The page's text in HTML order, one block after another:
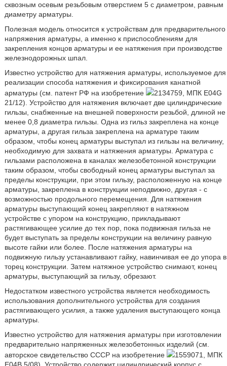
сквозным осевым резьбовым отверстием 5 с диаметром, равным
диаметру арматуры.
Полезная модель относится к устройствам для предварительного
напряжения арматуры, а именно к приспособлениям для
закрепления концов арматуры и ее натяжения при производстве
железнодорожных шпал.
Известно устройство для натяжения арматуры, используемое для
реализации способа натяжения и фиксирования канатной
арматуры (см. патент РФ на изобретение
2134759, МПК E04G
21/12). Устройство для натяжения включает две цилиндрические
гильзы, снабженные на внешней поверхности резьбой, длиной не
менее 0,8 диаметра гильзы. Одна из гильз закреплена на конце
арматуры, а другая гильза закреплена на арматуре таким
образом, чтобы конец арматуры выступал из гильзы на величину,
необходимую для захвата и натяжения арматуры. Арматура с
гильзами расположена в каналах железобетонной конструкции
таким образом, чтобы свободный конец арматуры выступал за
пределы конструкции, при этом гильзу, расположенную на конце
арматуры, закреплена в конструкции неподвижно, другая - с
возможностью продольного перемещения. Для натяжения
арматуры выступающий конец закрепляют в натяжном
устройстве с упором на конструкцию, прикладывают
растягивающее усилие до тех пор, пока подвижная гильза не
будет выступать за пределы конструкции на величину равную
высоте гайки или более. После натяжения арматуры на
подвижную гильзу устанавливают гайку, навинчивая ее до упора в
торец конструкции. Затем натяжное устройство снимают, конец
арматуры, выступающий за гильзу, обрезают.
Недостатком известного устройства является необходимость
использования дополнительного устройства для создания
растягивающего усилия, а также удаления выступающего конца
арматуры.
Известно устройство для натяжения арматуры при изготовлении
предварительно напряженных железобетонных изделий (см.
авторское свидетельство СССР на изобретение
1559071, МПК